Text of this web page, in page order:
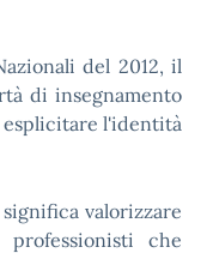
del 2012, il
di insegnamento
esplicitare l'identità
valorizzare
che